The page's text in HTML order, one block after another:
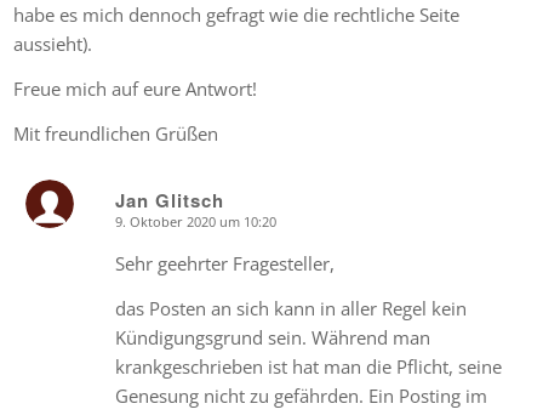
habe es mich dennoch gefragt wie die rechtliche Seite
aussieht).
Freue mich auf eure Antwort!
Mit freundlichen Grüßen
Jan Glitsch
9. Oktober 2020 um 10:20
Sehr geehrter Fragesteller,
das Posten an sich kann in aller Regel kein
Kündigungsgrund sein. Während man
krankgeschrieben ist hat man die Pflicht, seine
Genesung nicht zu gefährden. Ein Posting im